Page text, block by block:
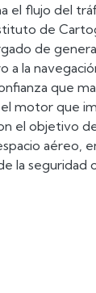
el flujo del
de
de
la
que
motor que
el objetivo
aéreo,
la seguridad